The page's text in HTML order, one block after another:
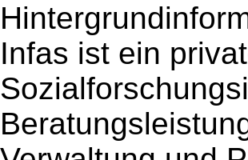
Infas ist ein